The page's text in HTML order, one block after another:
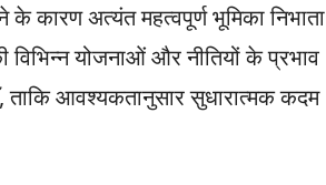
के कारण अत्यंत महत्वपूर्ण भूमिका निभाता
योजनाओं और नीतियों के प्रभाव
आवश्यकतानुसार सुधारात्मक कदम